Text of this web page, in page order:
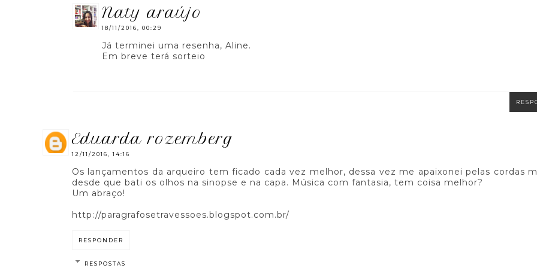
naty araújo
18/11/2016, 00:29
Já terminei uma resenha, Aline.
Em breve terá sorteio
eduarda rozemberg
12/11/2016, 14:16
Os lançamentos da arqueiro tem ficado cada vez melhor, dessa vez me apaixonei pelas cordas
desde que bati os olhos na sinopse e na capa. Música com fantasia, tem coisa melhor?
Um abraço!
http://paragrafosetravessoes.blogspot.com.br/
RESPONDER
RESPOSTAS